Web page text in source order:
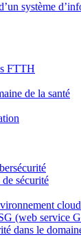
système
FTTH
de la santé
sécurité
(web service
dans le